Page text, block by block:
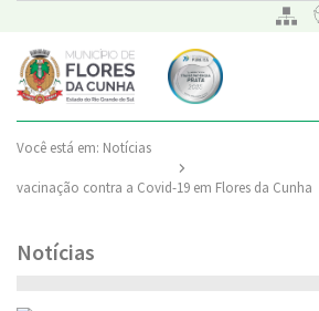
Você está em: Notícias
vacinação contra a Covid-19 em Flores da Cunha
Notícias